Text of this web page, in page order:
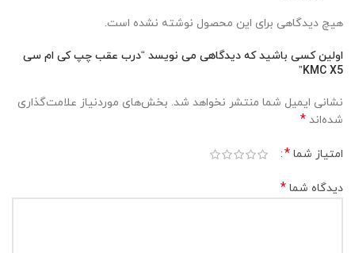
هیچ دیدگاهی برای این محصول نوشته نشده است.
اولین کسی باشید که دیدگاهی می نویسد “درب عقب چپ کی ام سی
KMC X5”
نشانی ایمیل شما منتشر نخواهد شد. بخش‌های موردنیاز علامت‌گذاری
شده‌اند *
امتیاز شما *
دیدگاه شما *